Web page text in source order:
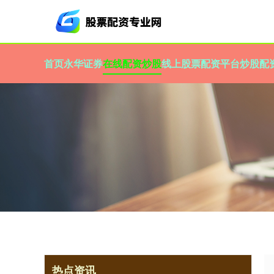
首页永华证券在线配资炒股线上股票配资平台炒股配
热点资讯